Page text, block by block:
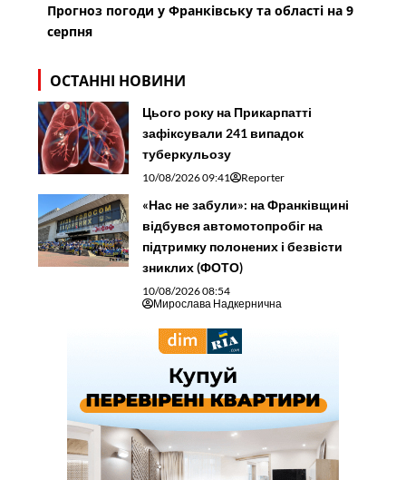
Прогноз погоди у Франківську та області на 9
серпня
ОСТАННІ НОВИНИ
Цього року на Прикарпатті
зафіксували 241 випадок
туберкульозу
10/08/2026 09:41 Reporter
«Нас не забули»: на Франківщині
відбувся автомотопробіг на
підтримку полонених і безвісти
зниклих (ФОТО)
10/08/2026 08:54
Мирослава Надкернична